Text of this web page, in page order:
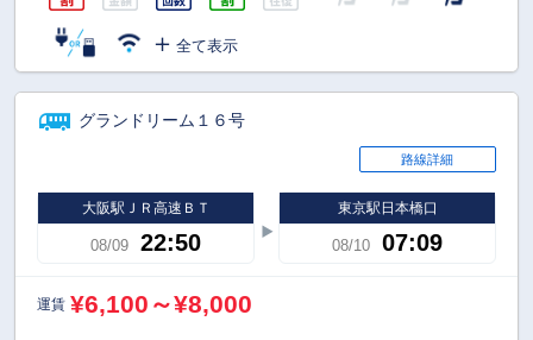
全て表示
グランドリーム１６号
路線詳細
大阪駅ＪＲ高速ＢＴ
08/09 22:50
東京駅日本橋口
08/10 07:09
運賃 ¥6,100～¥8,000